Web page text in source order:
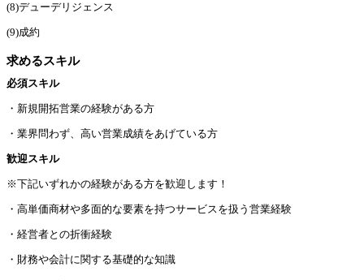
(8)デューデリジェンス
(9)成約
求めるスキル
必須スキル
・新規開拓営業の経験がある方
・業界問わず、高い営業成績をあげている方
歓迎スキル
※下記いずれかの経験がある方を歓迎します！
・高単価商材や多面的な要素を持つサービスを扱う営業経験
・経営者との折衝経験
・財務や会計に関する基礎的な知識